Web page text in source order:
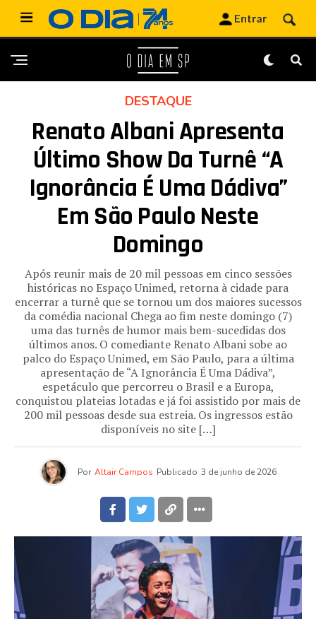
DESTAQUE
Renato Albani Apresenta
Último Show Da Turnê “A
Ignorância É Uma Dádiva”
Em São Paulo Neste
Domingo
Após reunir mais de 20 mil pessoas em cinco sessões
históricas no Espaço Unimed, retorna à cidade para
encerrar a turnê que se tornou um dos maiores sucessos
da comédia nacional Chega ao fim neste domingo (7)
uma das turnês de humor mais bem-sucedidas dos
últimos anos. O comediante Renato Albani sobe ao
palco do Espaço Unimed, em São Paulo, para a última
apresentação de “A Ignorância É Uma Dádiva”,
espetáculo que percorreu o Brasil e a Europa,
conquistou plateias lotadas e já foi assistido por mais de
200 mil pessoas desde sua estreia. Os ingressos estão
disponíveis no site […]
Por Altair Campos Publicado 3 de junho de 2026